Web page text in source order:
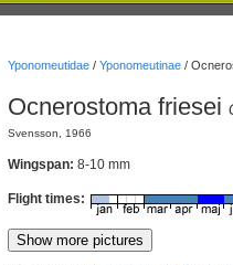
Yponomeutidae/ Yponomeutinae/
Ocnerostoma friesei
Svensson, 1966
Wingspan: 8-10 mm
Flight times: